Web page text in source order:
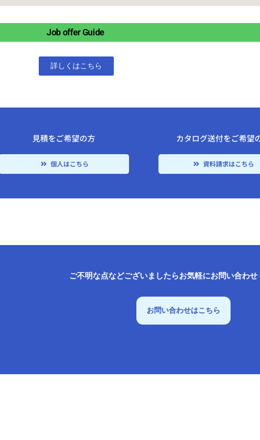
Job offer Guide
詳しくはこちら
見積をご希望の方
個人はこちら
カタログ送付をご希望
資料請求はこちら
ご不明な点などございましたらお気軽にお問い合わせ
お問い合わせはこちら